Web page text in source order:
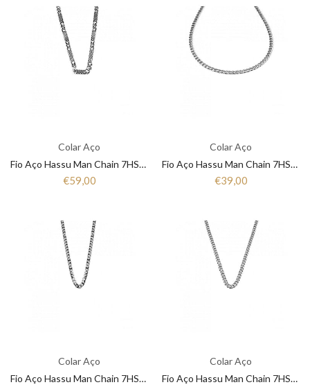
Colar Aço
Fio Aço Hassu Man Chain 7HSS510374C
€59,00
Colar Aço
Fio Aço Hassu Man Chain 7HSS1200642
€39,00
Colar Aço
Fio Aço Hassu Man Chain 7HSS1200610
Colar Aço
Fio Aço Hassu Man Chain 7HSS1200603